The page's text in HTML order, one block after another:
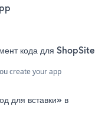
кода для ShopSite
create your app
для вставки» в